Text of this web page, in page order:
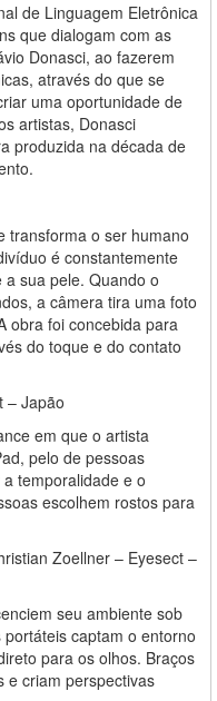
de Linguagem Eletrônica
que dialogam com as
Donasci, ao fazerem
através do que se
uma oportunidade de
artistas, Donasci
produzida na década de
transforma o ser humano
é constantemente
a sua pele. Quando o
a câmera tira uma foto
obra foi concebida para
do toque e do contato
– Japão
em que o artista
pelo de pessoas
temporalidade e o
escolhem rostos para
Zoellner – Eyesect –
seu ambiente sob
captam o entorno
para os olhos. Braços
e criam perspectivas